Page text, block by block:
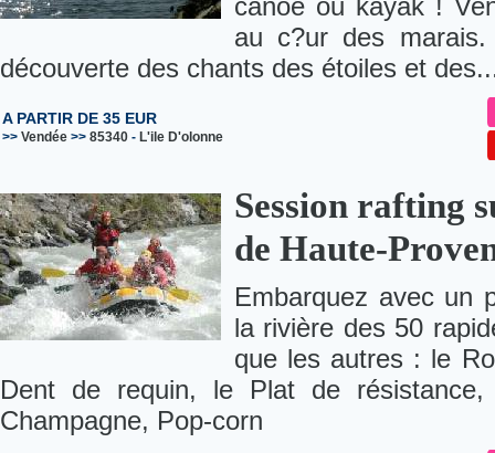
canoë ou kayak !
au c?ur des
découverte des chants des étoiles et
A PARTIR DE 35 EUR
>> Vendée >> 85340 - L'ile D'olonne
Session rafting
de Haute-
Embarquez avec un
la rivière des 50
que les autres : le
Dent de requin, le Plat de
Champagne, Pop-corn